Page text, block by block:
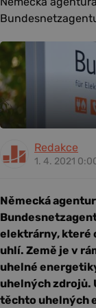
Redakce
1. 4. 2021
Německá
elektrárny, které
uhlí. Země je v
uhelné
uhelných zdrojů.
těchto uhelných